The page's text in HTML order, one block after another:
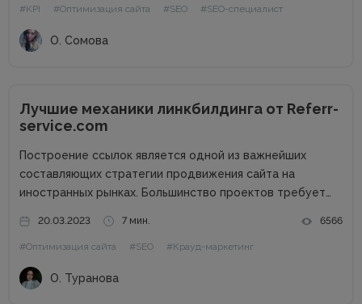
определяют заказчик и исполнитель услуг, позволяет
наладить рабочий процесс, отслеживать данные...
#KPI #Оптимизация сайта #SEO #SEO-специалист
О. Сомова
Лучшие механики линкбилдинга от Referr-
service.com
Построение ссылок является одной из важнейших
составляющих стратегии продвижения сайта на
иностранных рынках. Большинство проектов требует
узнаваемости бренда и попадания на первые позиции
выдачи Google по ключевым запросам. Обратные
ссылки являются одним из факторов ранжирования,
которые...
20.03.2023 7 мин. 6566
#Оптимизация сайта #SEO #Крауд-маркетинг
О. Туранова